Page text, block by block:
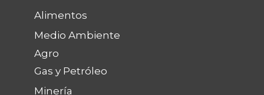
Alimentos
Medio Ambiente
Agro
Gas y Petróleo
Minería